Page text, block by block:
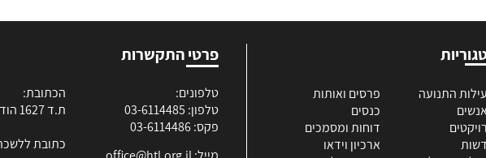
התנועה
פרסים ואותות
כנסים
דוחות ומסמכים
ארכיון וידאו
פרטי התקשרות
טלפונים:
טלפון: 03-6114485
פקס: 03-6114486
הכתובת:
ת.ד 1627 הוד השרון
כתובת